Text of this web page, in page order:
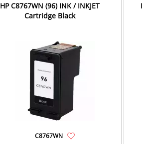
HP C8767WN (96) INK / INKJET
Cartridge Black
C8767WN